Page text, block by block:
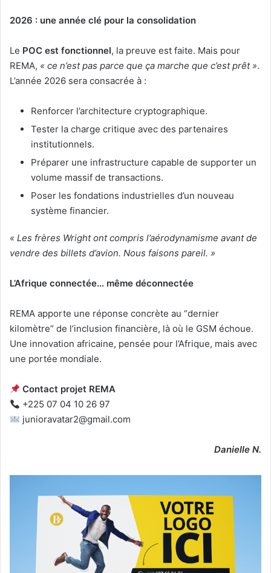
2026 : une année clé pour la consolidation
Le POC est fonctionnel, la preuve est faite. Mais pour
REMA, « ce n’est pas parce que ça marche que c’est prêt ».
L’année 2026 sera consacrée à :
Renforcer l’architecture cryptographique.
Tester la charge critique avec des partenaires
institutionnels.
Préparer une infrastructure capable de supporter un
volume massif de transactions.
Poser les fondations industrielles d’un nouveau
système financier.
« Les frères Wright ont compris l’aérodynamisme avant de
vendre des billets d’avion. Nous faisons pareil. »
L’Afrique connectée… même déconnectée
REMA apporte une réponse concrète au “dernier
kilomètre” de l’inclusion financière, là où le GSM échoue.
Une innovation africaine, pensée pour l’Afrique, mais avec
une portée mondiale.
Contact projet REMA
+225 07 04 10 26 97
junioravatar2@gmail.com
Danielle N.